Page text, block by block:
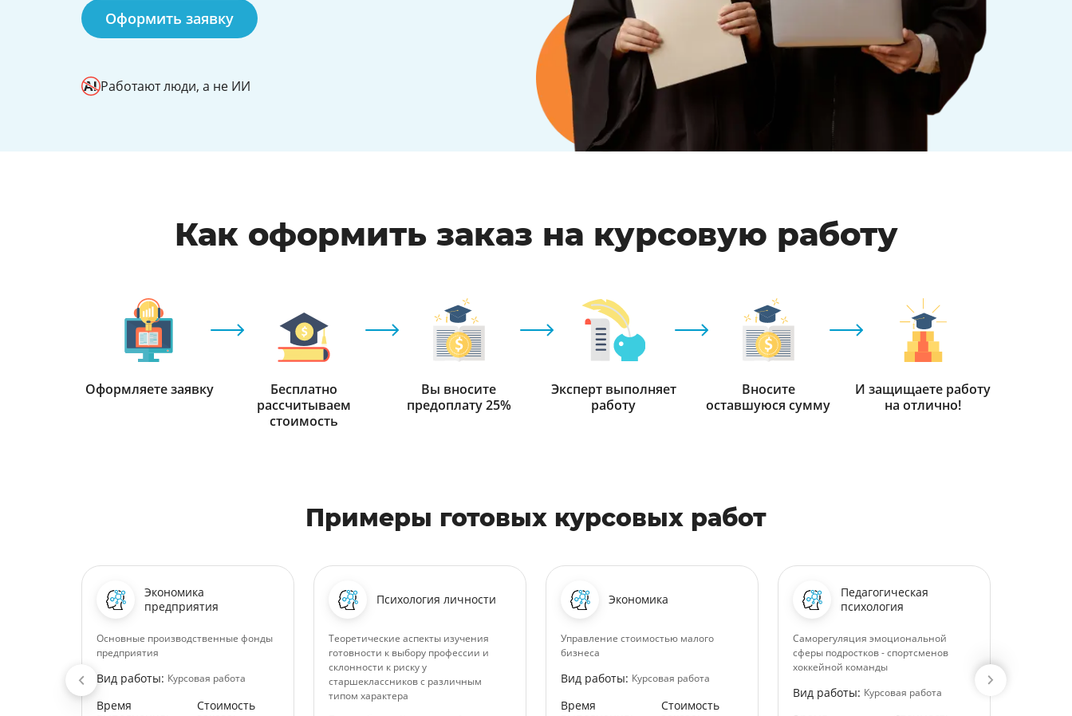
Оформить заявку
Работают люди, а не ИИ
Как оформить заказ на курсовую работу
Оформляете заявку
Бесплатно
рассчитываем
стоимость
Вы вносите
предоплату 25%
Эксперт выполняет
работу
Вносите
оставшуюся сумму
И защищаете работу
на отлично!
Примеры готовых курсовых работ
Экономика
предприятия
Основные производственные фонды
предприятия
Вид работы: Курсовая работа
Время
Стоимость
Психология личности
Теоретические аспекты изучения
готовности к выбору профессии и
склонности к риску у
старшеклассников с различным
типом характера
Экономика
Управление стоимостью малого
бизнеса
Вид работы: Курсовая работа
Время
Стоимость
Педагогическая
психология
Саморегуляция эмоциональной
сферы подростков - спортсменов
хоккейной команды
Вид работы: Курсовая работа